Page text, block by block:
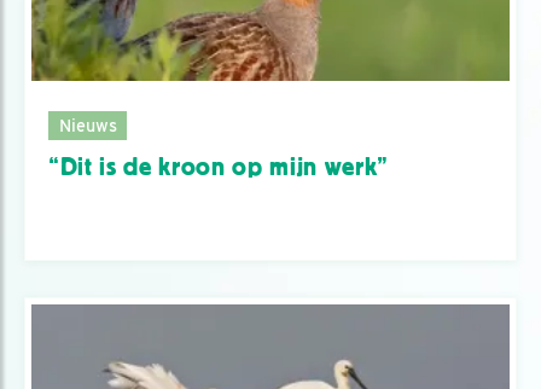
Nieuws
“Dit is de kroon op mijn werk”